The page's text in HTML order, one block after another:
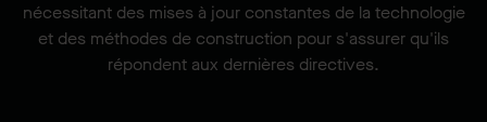
nécessitant des mises à jour constantes de la technologie
et des méthodes de construction pour s'assurer qu'ils
répondent aux dernières directives.